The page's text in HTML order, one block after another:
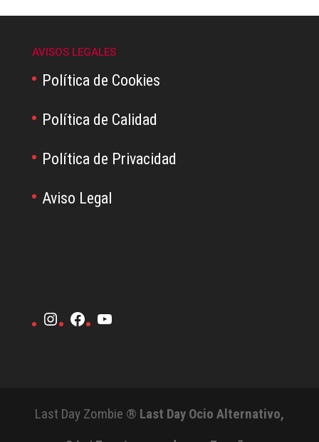
AVISOS LEGALES
Política de Cookies
Política de Calidad
Política de Privacidad
Aviso Legal
Instagram
Facebook
YouTube
Last Day Zombie ® Last Day Ocio Alternativo,